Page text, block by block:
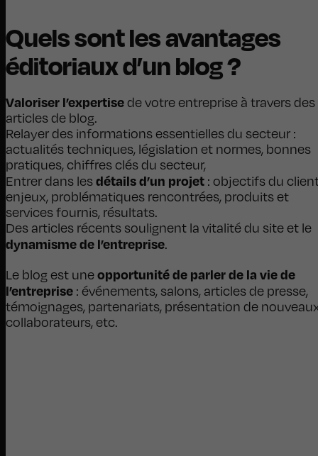
Quels sont les avantages
éditoriaux d’un blog ?
Valoriser l’expertisede votre entreprise à travers des
articles de blog.
Relayer des informations essentielles du secteur :
actualités techniques, législation et normes, bonnes
pratiques, chiffres clés du secteur,
Entrer dans lesdétails d’un projet : objectifs du
enjeux, problématiques rencontrées, produits et
services fournis, résultats.
Des articles récents soulignent la vitalité du site et le
dynamisme de l’entreprise.
Le blog est uneopportunité de parler de la vie de
l’entreprise : événements, salons, articles de presse,
témoignages, partenariats, présentation de
collaborateurs, etc.